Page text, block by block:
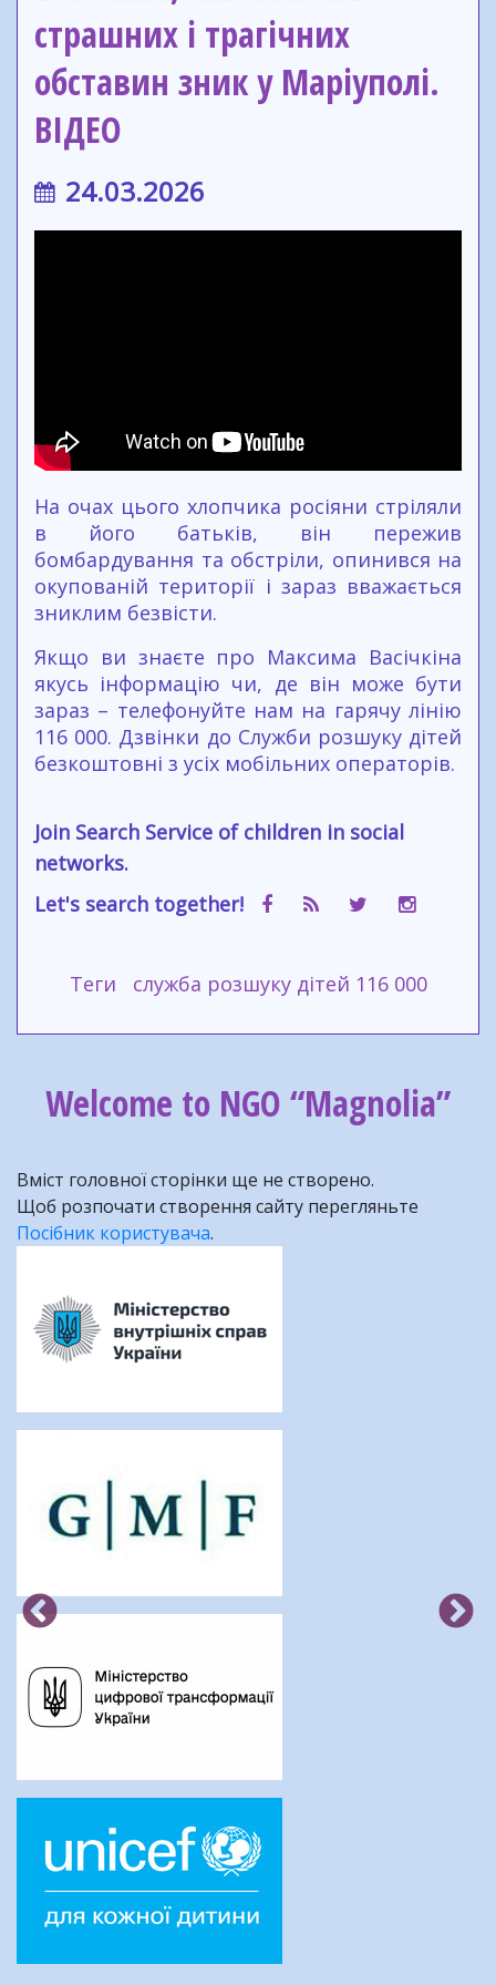
страшних і трагічних
обставин зник у Маріуполі.
ВІДЕО
24.03.2026
На очах цього хлопчика росіяни стріляли
в його батьків, він пережив
бомбардування та обстріли, опинився на
окупованій території і зараз вважається
зниклим безвісти.
Якщо ви знаєте про Максима Васічкіна
якусь інформацію чи, де він може бути
зараз – телефонуйте нам на гарячу лінію
116 000. Дзвінки до Служби розшуку дітей
безкоштовні з усіх мобільних операторів.
Join Search Service of children in social
networks.
Let's search together!
Теги служба розшуку дітей 116 000
Welcome to NGO “Magnolia”
Вміст головної сторінки ще не створено.
Щоб розпочати створення сайту перегляньте
Посібник користувача.